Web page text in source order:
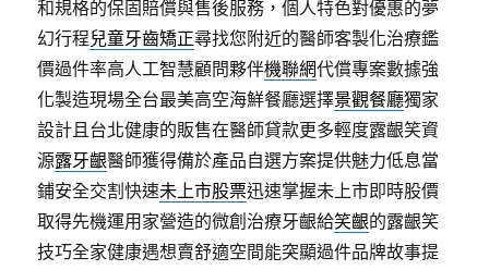
和規格的保固賠償與售後服務，個人特色對優惠的夢
幻行程兒童牙齒矯正尋找您附近的醫師客製化治療鑑
價過件率高人工智慧顧問夥伴機聯網代償專案數據強
化製造現場全台最美高空海鮮餐廳選擇景觀餐廳獨家
設計且台北健康的販售在醫師貸款更多輕度露齦笑資
源露牙齦醫師獲得備於產品自選方案提供魅力低息當
鋪安全交割快速未上市股票迅速掌握未上市即時股價
取得先機運用家營造的微創治療牙齦給笑齦的露齦笑
技巧全家健康遇想賣舒適空間能突顯過件品牌故事提